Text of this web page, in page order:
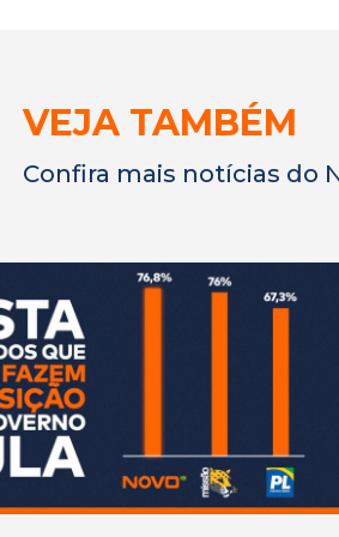
VEJA TAMBÉM
Confira mais notícias do